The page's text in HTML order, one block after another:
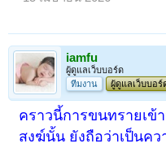
iamfu
ผู้ดูแลเว็บบอร์ด
ทีมงาน
ผู้ดูแลเว็บบอร์
คราวนี้การขนทรายเข้
สงฆ์นั้น ยังถือว่าเป็นค